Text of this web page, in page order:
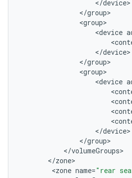
</device
</group
<group
<device
<
</device
</group
<group
<device
<
<
<
<
</device
</group
</volumeGroups
</zone
<zone name="rear